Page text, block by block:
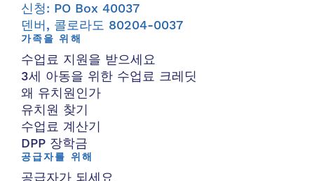
신청: PO Box 40037
덴버, 콜로라도 80204-0037
가족을 위해
수업료 지원을 받으세요
3세 아동을 위한 수업료 크레딧
왜 유치원인가
유치원 찾기
수업료 계산기
DPP 장학금
공급자를 위해